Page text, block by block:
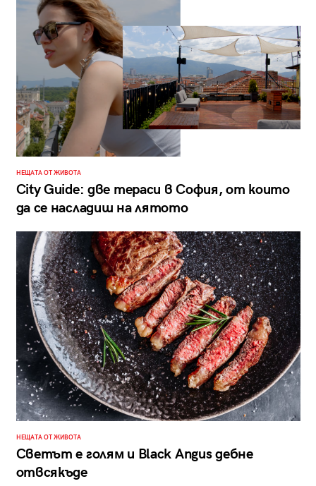
НЕЩАТА ОТ ЖИВОТА
City Guide: две тераси в София, от които
да се насладиш на лятото
НЕЩАТА ОТ ЖИВОТА
Светът е голям и Black Angus дебне
отвсякъде